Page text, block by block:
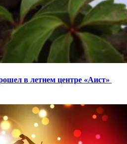
в летнем центре «Аист»